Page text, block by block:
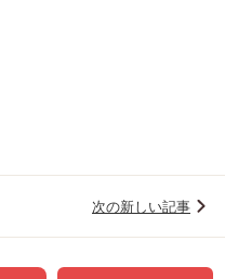
次の新しい記事